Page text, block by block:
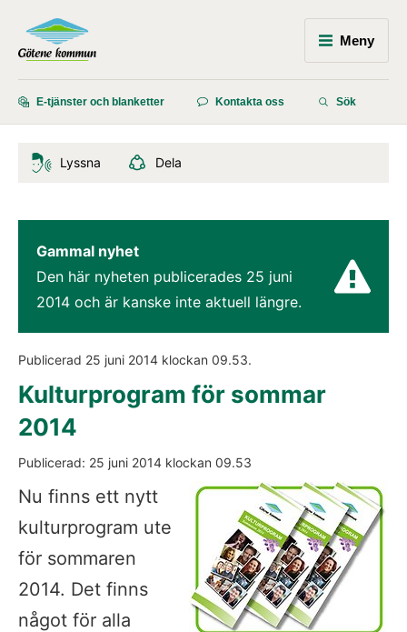
Meny
E-tjänster och blanketter Kontakta oss Sök
Lyssna Dela
Gammal nyhet
Den här nyheten publicerades 25 juni
2014 och är kanske inte aktuell längre.
Publicerad 25 juni 2014 klockan 09.53.
Kulturprogram för sommar
2014
Publicerad: 25 juni 2014 klockan 09.53
Nu finns ett nytt
kulturprogram ute
för sommaren
2014. Det finns
något för alla